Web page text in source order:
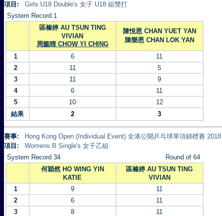
項目:
Girls U18 Double's 女子 U18 組雙打
System Record 1
區榛婷 AU TSUN TING
VIVIAN
周懿晴 CHOW YI CHING
陳悅恩 CHAN YUET YAN
陳樂恩 CHAN LOK YAN
1 6
11
2
11
5
3
11
9
4
6
11
5
10
12
結果
2 3
賽事:
Hong Kong Open (Individual Event) 全港公開乒乓球單項錦標賽 2018
項目:
Womens B Single's 女子乙組
System Record 34
Round of 64
何穎然 HO WING YIN
KATIE
區榛婷 AU TSUN TING
VIVIAN
1
9
11
2
6
11
3
8
11